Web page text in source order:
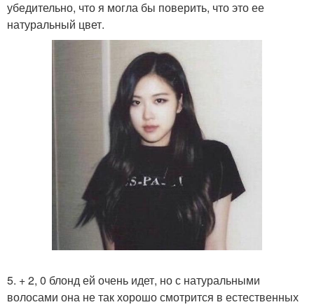
убедительно, что я могла бы поверить, что это ее
натуральный цвет.
5. + 2, 0 блонд ей очень идет, но с натуральными
волосами она не так хорошо смотрится в естественных